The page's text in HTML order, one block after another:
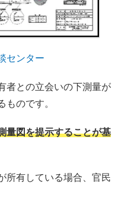
センター
者との立会いの下測量が
ものです。
量図を提示することが基
所有している場合、官民